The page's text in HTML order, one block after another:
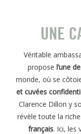
UNE
Véritable
propose l’une
monde, où se
et cuvées
Clarence Dillon y
révèle toute la
français. Ici, les